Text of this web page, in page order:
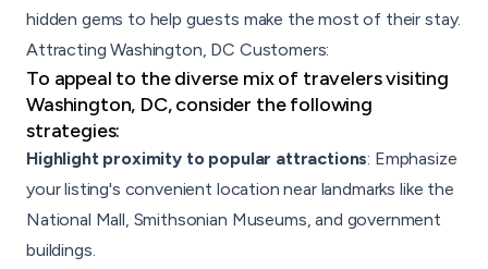
hidden gems to help guests make the most of their stay.
Attracting Washington, DC Customers:
To appeal to the diverse mix of travelers visiting
Washington, DC, consider the following
strategies:
Highlight proximity to popular attractions: Emphasize
your listing's convenient location near landmarks like the
National Mall, Smithsonian Museums, and government
buildings.